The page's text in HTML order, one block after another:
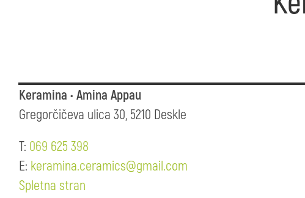
Keramina • Amina Appau
Gregorčičeva ulica 30, 5210 Deskle
T: 069 625 398
E: keramina.ceramics@gmail.com
Spletna stran